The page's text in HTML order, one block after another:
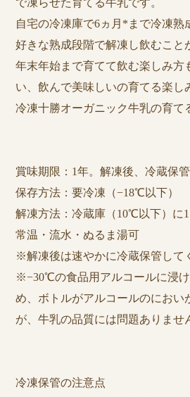
で凍らせた育てる牛乳です。
自宅の冷凍庫で6ヵ月*まで冷凍熟
好きな熟成段階で解凍し飲むこと
年末年始まで育てて飲む楽しみ方
い、飲んで美味しいの育てる楽し
冷凍十勝オーガニック牛乳の育て
賞味期限：1年。解凍後、冷蔵保
保存方法：要冷凍（−18℃以下）
解凍方法：冷蔵庫（10℃以下）に1
常温・流水・ぬるま湯可
※解凍後は速やかに冷蔵保管して
※−30℃の食品用アルコールに浸
め、ボトルがアルコールのにおい
が、牛乳の品質には問題ありませ
冷凍保管の注意点